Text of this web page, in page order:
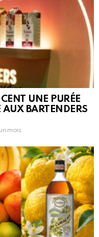
UNE PURÉE
AUX BARTENDERS
mois